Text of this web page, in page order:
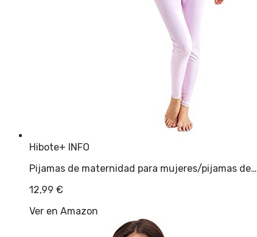
Hibote+ INFO
Pijamas de maternidad para mujeres/pijamas de…
12,99 €
Ver en Amazon